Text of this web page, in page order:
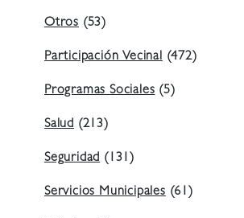
Otros (53)
Participación Vecinal (472)
Programas Sociales (5)
Salud (213)
Seguridad (131)
Servicios Municipales (61)